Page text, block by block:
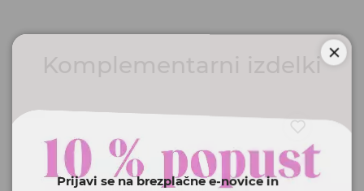
Komplementarni izdelki
Prijavi se na brezplačne e-novice in